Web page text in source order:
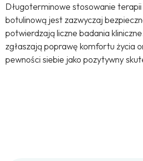
Długoterminowe stosowanie
botulinową jest zazwyczaj
potwierdzają liczne badania
zgłaszają poprawę komfortu życia
pewności siebie jako pozytywny